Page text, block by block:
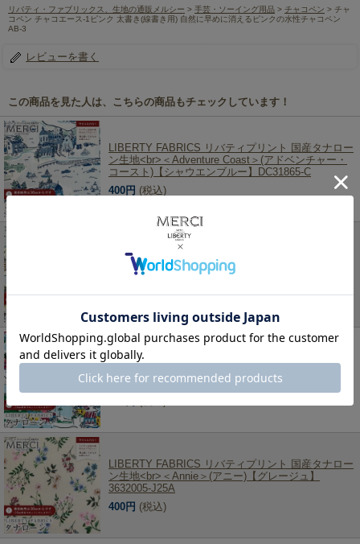
リバティ・ファブリックス、生地の通販メルシー > 手芸・ソーイング用品 > チャコペン > チャ
コペン チャコエース-1ピンク 太書き(線書き用) 自然に早めに消えるピンクの水性チャコペン
AB-3
レビューを書く
この商品を見た人は、こちらの商品もチェックしています！
LIBERTY FABRICS リバティプリント 国産タナロー
ン生地<br>＜Adventure Coast＞(アドベンチャー・
コースト)【シャウエンブルー】DC31865-C
400円 (税込)
LIBERTY FABRICS リバティプリント 国産タナロー
ン生地<br>＜Adventure Coast＞(アドベンチャー・
コースト)【サンドメディナ】DC31865-B
400円 (税込)
LIBERTY FABRICS リバティプリント 国産タナロー
ン生地<br>＜Adventure Coast＞(アドベンチャー・
コースト)【ターコイズバザール】DC31865-A
LIBERTY FABRICS リバティプリント 国産タナロー
ン生地<br>＜Annie＞(アニー)【グレージュ】
3632005-J25A
400円 (税込)